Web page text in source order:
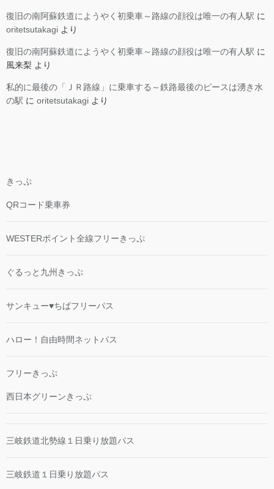
復旧の南阿蘇鉄道にようやく初乗車～路線の顔役は唯一の有人駅 に
oritetsutakagi より
復旧の南阿蘇鉄道にようやく初乗車～路線の顔役は唯一の有人駅 に
風来梨 より
私的に最後の「ＪＲ路線」に乗車する～鉄路最後のピースは湧き水
の駅 に oritetsutakagi より
きっぷ
QRコード乗車券
WESTERポイント全線フリーきっぷ
ぐるっと九州きっぷ
サンキュー♥ちばフリーパス
ハロー！自由時間ネットパス
フリーきっぷ
西日本グリーンきっぷ
三岐鉄道北勢線１日乗り放題パス
三岐鉄道１日乗り放題パス